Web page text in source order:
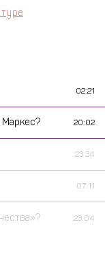
02:21
Маркес? 20:02
23:34
07:11
23:04